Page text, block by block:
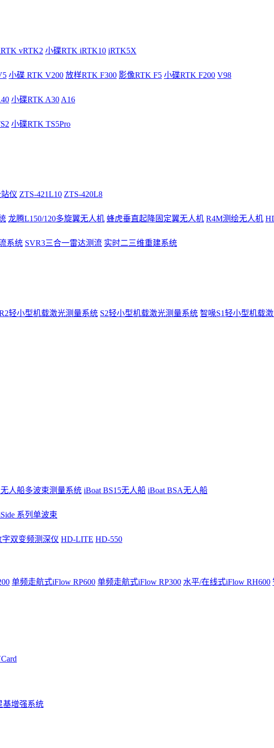
vRTK2 小碟RTK iRTK10 iRTK5X
小碟 RTK V200 放样RTK F300 影像RTK F5 小碟RTK F200 V98
小碟RTK A30 A16
小碟RTK TS5Pro
仪 ZTS-421L10 ZTS-420L8
龙腾L150/120多旋翼无人机 蜂虎垂直起降固定翼无人机 R4M测绘无人机
系统 SVR3三合一雷达测流 实时二三维重建系统
轻小型机载激光测量系统 S2轻小型机载激光测量系统 智喙S1轻小型机载
无人船多波束测量系统 iBoat BS15无人船 iBoat BSA无人船
系列单波束
字双变频测深仪 HD-LITE HD-550
单频走航式iFlow RP600 单频走航式iFlow RP300 水平/在线式iFlow RH600
基增强系统